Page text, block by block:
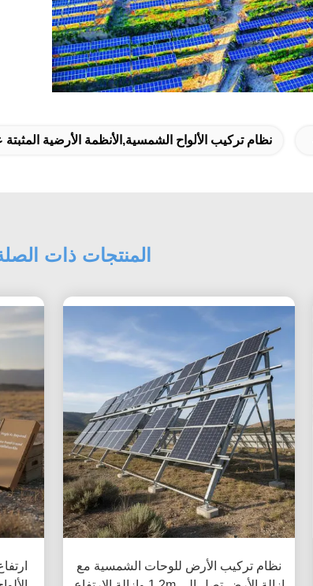
نظام تركيب الألواح الشمسية,الأنظمة الأرضية
المنتجات ذات
نظام تركيب الأرض للوحات الشمسية مع